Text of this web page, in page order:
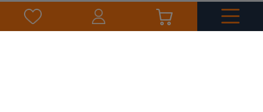
Kuznocin 1